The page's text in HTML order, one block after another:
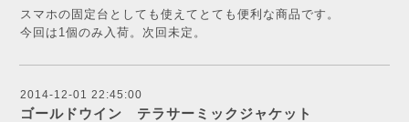
スマホの固定台としても使えてとても便利な商品です。
今回は1個のみ入荷。次回未定。
2014-12-01 22:45:00
ゴールドウイン テラサーミックジャケット